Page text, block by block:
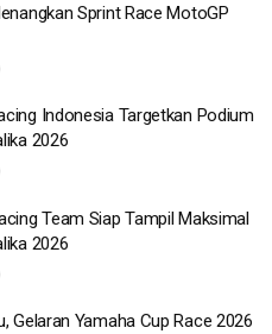
Sprint Race MotoGP
Indonesia Targetkan Podium
2026
Team Siap Tampil Maksimal
2026
Gelaran Yamaha Cup Race 2026